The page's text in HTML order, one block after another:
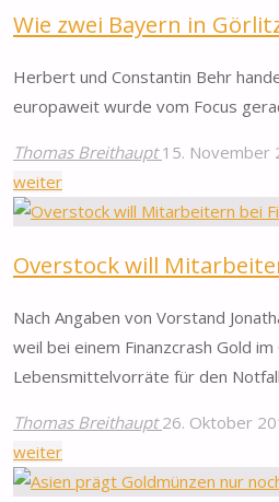
gesteht
Manipulation"
Wie zwei Bayern in
Herbert und Constantin Behr
europaweit wurde vom Focus
Thomas Breithaupt 15. November
weiter"Wie
zwei
in
mit
Gold
durchstarten"
Overstock will
Nach Angaben von Vorstand
weil bei einem Finanzcrash Gold
Lebensmittelvorräte für den
Thomas Breithaupt 26. Oktober
weiter"Overstock
will